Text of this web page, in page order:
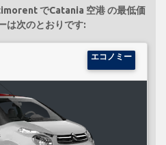
でCatania 空港 の最低価
は次のとおりです:
エコノミー